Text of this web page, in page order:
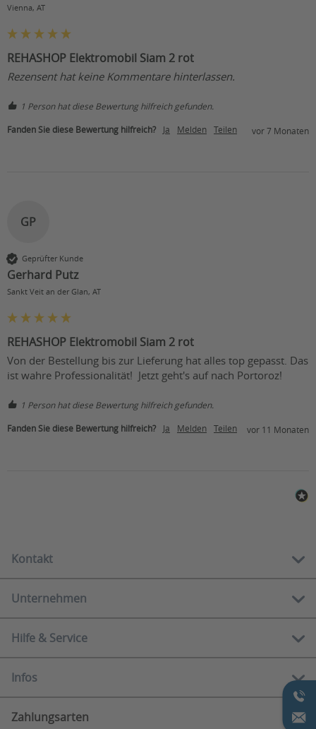
Vienna, AT
REHASHOP Elektromobil Siam 2 rot
Rezensent hat keine Kommentare hinterlassen.
1 Person hat diese Bewertung hilfreich gefunden.
Fanden Sie diese Bewertung hilfreich? Ja Melden Teilen vor 7 Monaten
GP
Geprüfter Kunde
Gerhard Putz
Sankt Veit an der Glan, AT
REHASHOP Elektromobil Siam 2 rot
Von der Bestellung bis zur Lieferung hat alles top gepasst. Das
ist wahre Professionalität!  Jetzt geht's auf nach Portoroz!
1 Person hat diese Bewertung hilfreich gefunden.
Fanden Sie diese Bewertung hilfreich? Ja Melden Teilen vor 11 Monaten
Kontakt
Kostenlose Hotline:
01 212 62 84
Mo-Fr
10.00 - 12.00 Uhr
13.00 - 16.00 Uhr
info@rehashop.at
Unternehmen
Über uns
Showrooms
Markenübersicht
Hilfe & Service
Serviceportal
Häufige Fragen
Zahlungsarten
Infos
Widerrufsbelehrung
Zahlungsarten